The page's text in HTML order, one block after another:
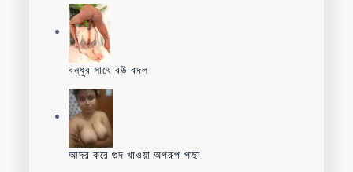
বন্ধুর সাথে বউ বদল
আদর করে গুদ খাওয়া অপরূপ পাছা